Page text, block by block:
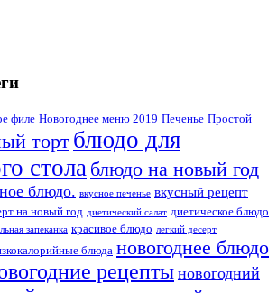
филе Новогоднее меню 2019 Печенье Простой
тортблюдо для
стола блюдо на новый год
блюдо. вкусное печенье вкусный рецепт
на новый год диетический салат диетическое блюдо
запеканка красивое блюдо легкий десерт
блюда новогоднее блюдо
рецептыновогодний